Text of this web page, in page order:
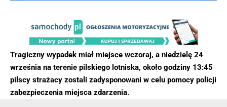
Tragiczny wypadek miał miejsce wczoraj, a niedzielę 24
września na terenie pilskiego lotniska, około godziny 13:45
pilscy strażacy zostali zadysponowani w celu pomocy policji
zabezpieczenia miejsca zdarzenia.